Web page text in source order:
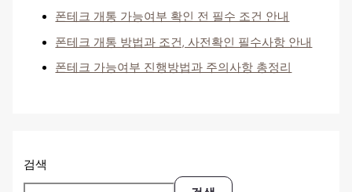
폰테크 개통 가능여부 확인 전 필수 조건 안내
폰테크 개통 방법과 조건, 사전확인 필수사항 안내
폰테크 가능여부 진행방법과 주의사항 총정리
검색